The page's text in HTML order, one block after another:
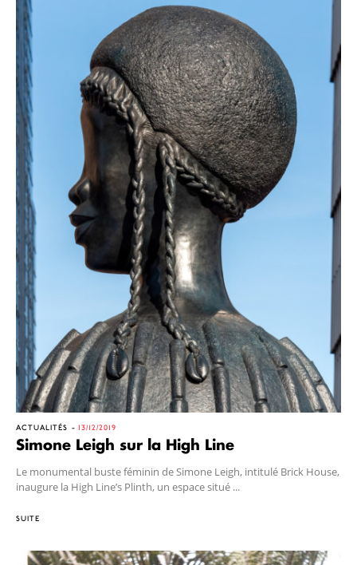
ACTUALITÉS 13/12/2019
Simone Leigh sur la High Line
Le monumental buste féminin de Simone Leigh, intitulé Brick House,
inaugure la High Line’s Plinth, un espace situé ...
SUITE